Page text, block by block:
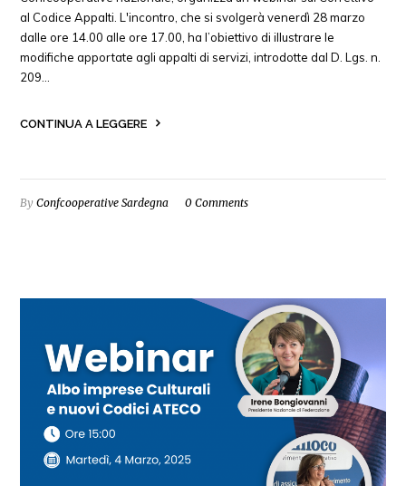
al Codice Appalti. L'incontro, che si svolgerà venerdì 28 marzo
dalle ore 14.00 alle ore 17.00, ha l’obiettivo di illustrare le
modifiche apportate agli appalti di servizi, introdotte dal D. Lgs. n.
209…
CONTINUA A LEGGERE
ByConfcooperative Sardegna 0 Comments